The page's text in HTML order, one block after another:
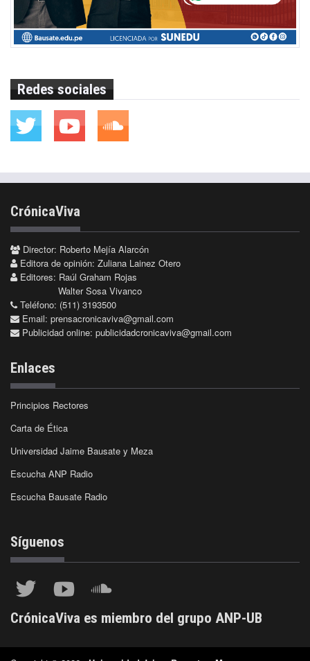
Redes sociales
CrónicaViva
Director: Roberto Mejía Alarcón
Editora de opinión: Zuliana Lainez Otero
Editores: Raúl Graham Rojas
Walter Sosa Vivanco
Teléfono: (511) 3193500
Email: prensacronicaviva@gmail.com
Publicidad online: publicidadcronicaviva@gmail.com
Enlaces
Principios Rectores
Carta de Ética
Universidad Jaime Bausate y Meza
Escucha ANP Radio
Escucha Bausate Radio
Síguenos
CrónicaViva es miembro del grupo ANP-UB